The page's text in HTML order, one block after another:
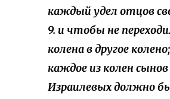
каждый удел отцов
9. и чтобы не
колена в другое
каждое из колен сынов
Израилевых должно